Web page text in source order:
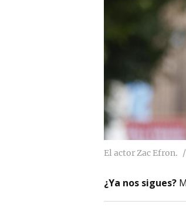
El actor Zac Efron.
¿Ya nos sigues?